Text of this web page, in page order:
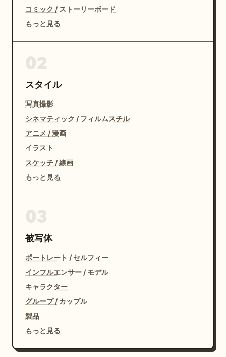
コミック / ストーリーボード
もっと見る
スタイル
写真撮影
シネマティック / フィルムスチル
アニメ / 漫画
イラスト
スケッチ / 線画
もっと見る
被写体
ポートレート / セルフィー
インフルエンサー / モデル
キャラクター
グループ / カップル
製品
もっと見る